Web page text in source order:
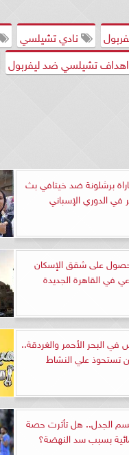
نادي تشيلسي
اهداف تشيلسي ضد ليفربول
برشلونة ضد خيتافي بث
في الدوري الإسباني
على شقق الإسكان
في القاهرة الجديدة
البحر الأحمر والغردقة..
الجدل.. هل تأثرت حصة
بسبب سد النهضة؟